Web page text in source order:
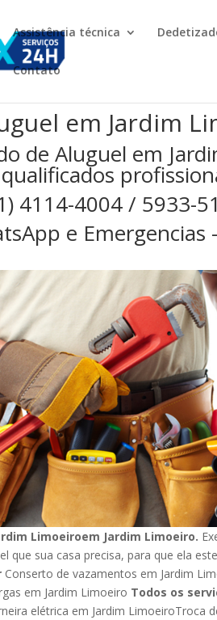
Assistência técnica
Contato
em Jardim
de Aluguel em
4114-4004 / 5933-
e Emergencias
Limoeiroem Jardim Limoeiro.
que sua casa precisa, para que ela
Conserto de vazamentos em Jardim
em Jardim Limoeiro Todos os
elétrica em Jardim LimoeiroTroca